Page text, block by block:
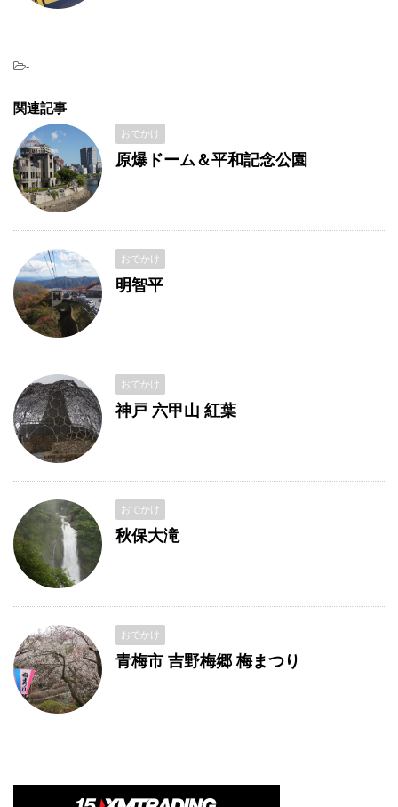
-
関連記事
おでかけ
原爆ドーム＆平和記念公園
おでかけ
明智平
おでかけ
神戸 六甲山 紅葉
おでかけ
秋保大滝
おでかけ
青梅市 吉野梅郷 梅まつり